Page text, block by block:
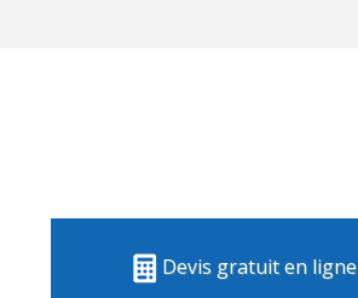
Devis gratuit en ligne